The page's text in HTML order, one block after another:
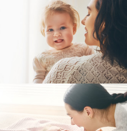
photo